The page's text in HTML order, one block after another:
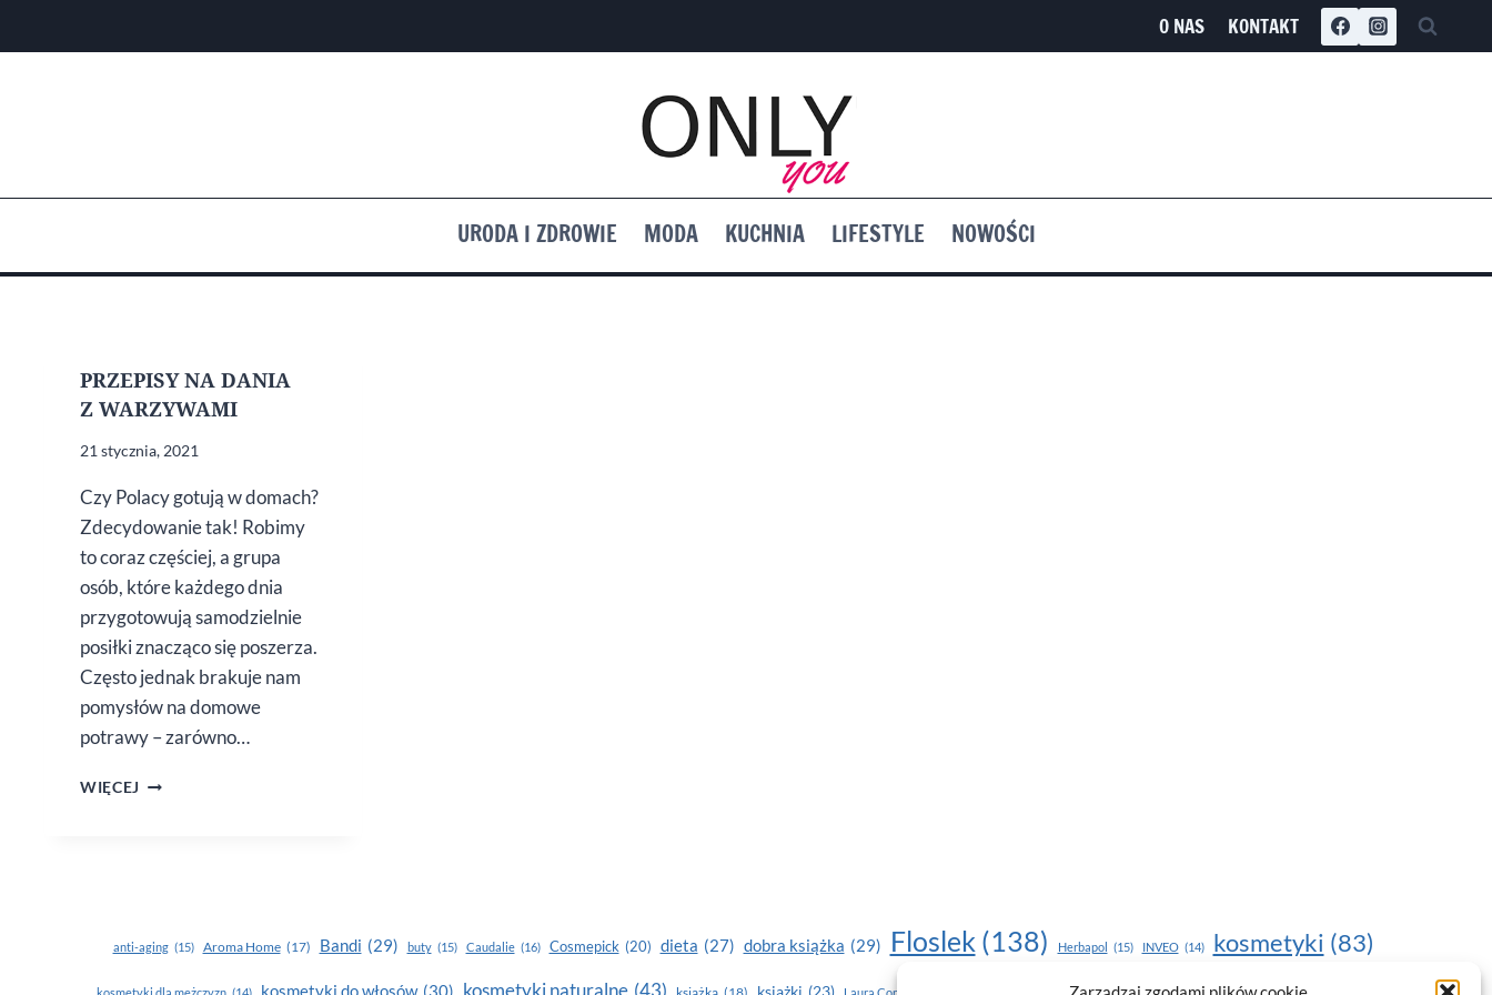
O NAS KONTAKT
URODA I ZDROWIE MODA KUCHNIA LIFESTYLE NOWOŚCI
PRZEPISY NA DANIA
Z WARZYWAMI
21 stycznia, 2021
Czy Polacy gotują w domach?
Zdecydowanie tak! Robimy
to coraz częściej, a grupa
osób, które każdego dnia
przygotowują samodzielnie
posiłki znacząco się poszerza.
Często jednak brakuje nam
pomysłów na domowe
potrawy – zarówno…
WIĘCEJ PRZEPISY
anti-aging (15) Aroma Home (17) Bandi (29) buty (15) Caudalie (16) Cosmepick (20) dieta (27) dobra książka (29) Floslek (138) Herbapol (15) INVEO (14) kosmetyki (83)
kosmetyki do włosów (30) kosmetyki naturalne (43) moda(187)